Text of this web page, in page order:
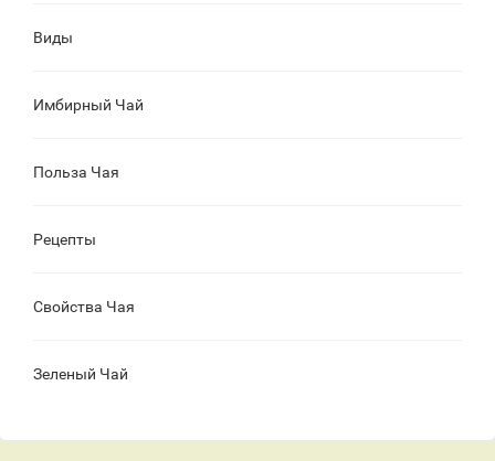
Виды
Имбирный Чай
Польза Чая
Рецепты
Свойства Чая
Зеленый Чай